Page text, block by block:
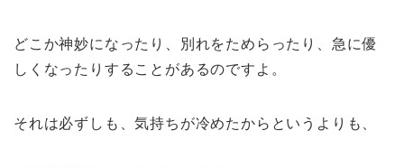
どこか神妙になったり、別れをためらったり、急に優
しくなったりすることがあるのですよ。
それは必ずしも、気持ちが冷めたからというよりも、